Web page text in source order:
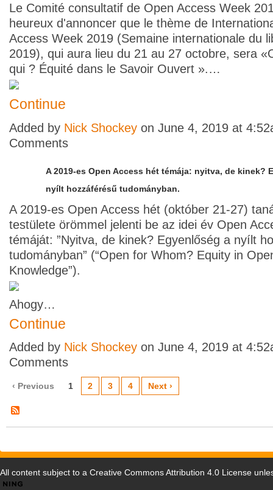
Le Comité consultatif de Open Access Week
heureux d'annoncer que le thème de
Access Week 2019 (Semaine internationale du
2019), qui aura lieu du 21 au 27 octobre, sera
qui ? Équité dans le Savoir Ouvert ».…
Continue
Added by Nick Shockey on June 4, 2019 at
Comments
A 2019-es Open Access hét témája: nyitva, de kinek?
nyílt hozzáférésű tudományban.
A 2019-es Open Access hét (október 21-27)
testülete örömmel jelenti be az idei év Open
témáját: ”Nyitva, de kinek? Egyenlőség a nyílt
tudományban” (“Open for Whom? Equity in
Knowledge”).
Ahogy…
Continue
Added by Nick Shockey on June 4, 2019 at
Comments
‹ Previous 1 2 3 4 Next ›
All content subject to a Creative Commons Attribution 4.0 License